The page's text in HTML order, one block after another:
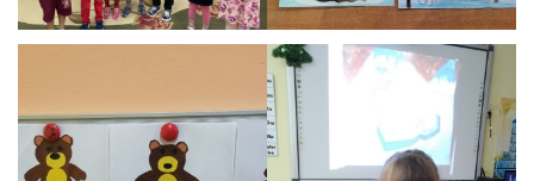
Напишите нам